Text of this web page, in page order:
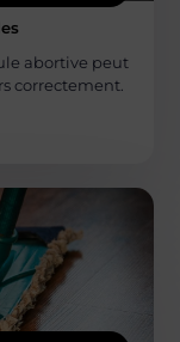
abortive peut
correctement.